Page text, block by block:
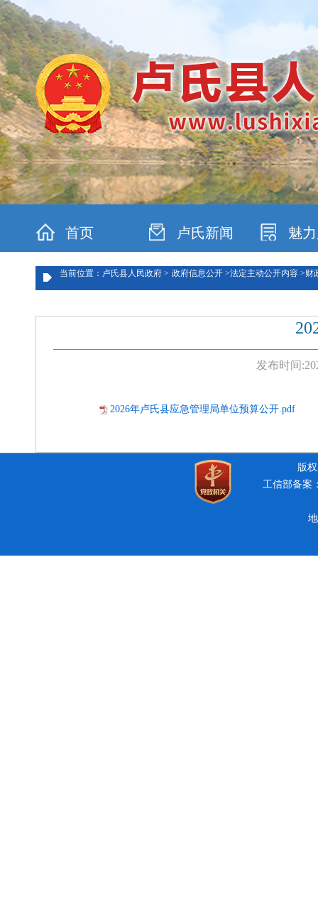
首页 卢氏新闻 魅
当前位置：卢氏县人民政府 > 政府信息公开 >法定主动公开内容 >财
发布时间:
2026年卢氏县应急管理局单位预算公开.pdf
版
工信部备案